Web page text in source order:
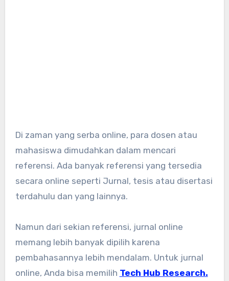
Di zaman yang serba online, para dosen atau
mahasiswa dimudahkan dalam mencari
referensi. Ada banyak referensi yang tersedia
secara online seperti Jurnal, tesis atau disertasi
terdahulu dan yang lainnya.
Namun dari sekian referensi, jurnal online
memang lebih banyak dipilih karena
pembahasannya lebih mendalam. Untuk jurnal
online, Anda bisa memilih Tech Hub Research.